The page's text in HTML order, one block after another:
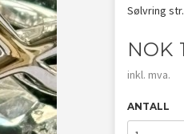
Sølvring
Pris
NOK
inkl. mva.
ANTALL